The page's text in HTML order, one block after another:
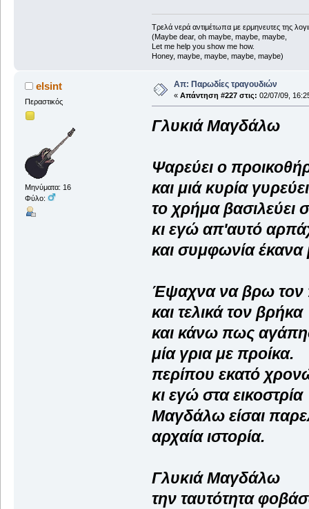
Τρελά νερά αντιμέτωπα με ερμηνευτες της
(Maybe dear, oh maybe, maybe, maybe,
Let me help you show me how.
Honey, maybe, maybe, maybe, maybe)
elsint
Περαστικός
Μηνύματα: 16
Φύλο:
Απ: Παρωδίες τραγουδιών
« Απάντηση #227 στις: 02/07/09,
Γλυκιά Μαγδάλω
Ψαρεύει ο
και μιά κυρία
το χρήμα βασιλεύει
κι εγώ απ'αυτό
και συμφωνία
Έψαχνα να βρω τον
και τελικά τον βρήκα
και κάνω πως
μία γρια με προίκα.
περίπου εκατό
κι εγώ στα εικοστρία
Μαγδάλω είσαι
αρχαία ιστορία.
Γλυκιά Μαγδάλω
την ταυτότητα